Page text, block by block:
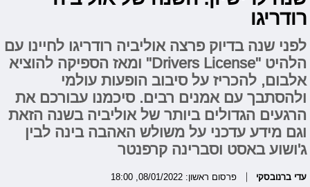
רודריגו
לפני שנה בדיוק פרצה אוליביה רודריגו לחיינו עם
הלהיט "Drivers License" ומאז הספיקה להוציא
אלבום, להכריז על סיבוב הופעות עולמי
ולהסתבך עם אמנים רבים. סיכמנו עבורכם את
הרגעים הגדולים ביותר של אוליביה בשנה הזאת
וגם מידע עדכני על משולש האהבה בינה לבין
ג'ושוע באסט וסברינה קרפנטר
עדי ברנובסקי פרסום ראשון: 08/01/2022, 18:00